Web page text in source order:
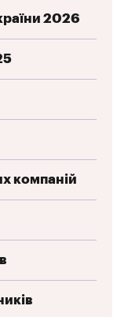
2026
компаній